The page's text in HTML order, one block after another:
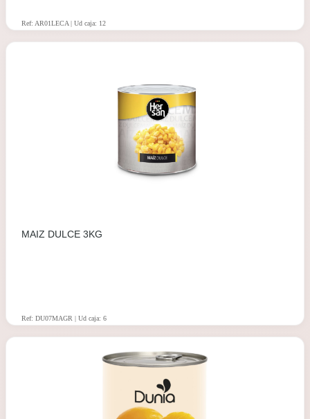
Ref: AR01LECA | Ud caja: 12
MAIZ DULCE 3KG
Ref: DU07MAGR | Ud caja: 6